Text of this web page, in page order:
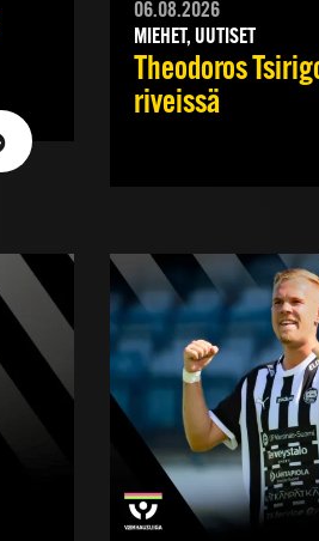
06.08.2026
MIEHET, UUTISET
Theodoros
riveissä